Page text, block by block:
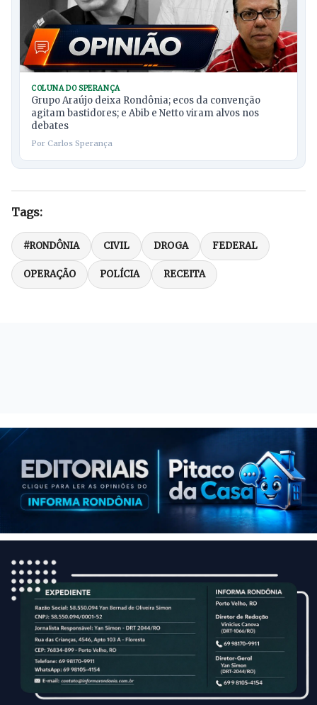
COLUNA DO SPERANÇA
Grupo Araújo deixa Rondônia; ecos da convenção
agitam bastidores; e Abib e Netto viram alvos nos
debates
Por Carlos Sperança
Tags:
#RONDÔNIA CIVIL DROGA FEDERAL
OPERAÇÃO POLÍCIA RECEITA